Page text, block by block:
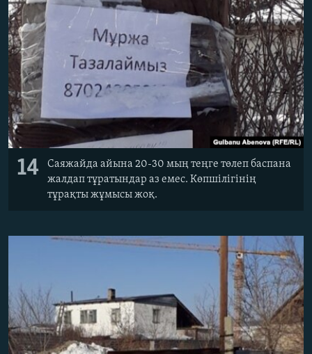
14
Саяжайда айына 20-30 мың теңге төлеп баспана
жалдап тұратындар аз емес. Көпшілігінің
тұрақты жұмысы жоқ.